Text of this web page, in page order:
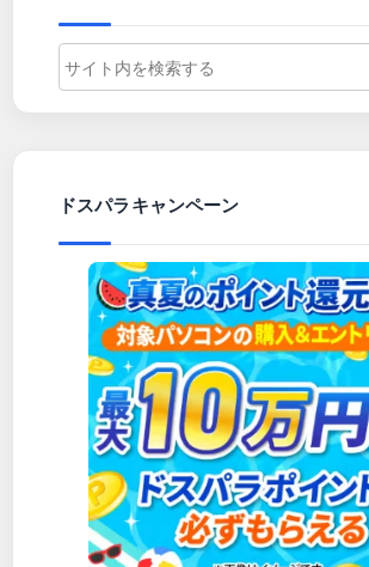
ドスパラキャンペーン